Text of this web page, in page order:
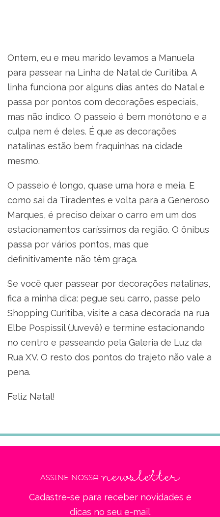
Ontem, eu e meu marido levamos a Manuela
para passear na Linha de Natal de Curitiba. A
linha funciona por alguns dias antes do Natal e
passa por pontos com decorações especiais,
mas não indico. O passeio é bem monótono e a
culpa nem é deles. É que as decorações
natalinas estão bem fraquinhas na cidade
mesmo.
O passeio é longo, quase uma hora e meia. E
como sai da Tiradentes e volta para a Generoso
Marques, é preciso deixar o carro em um dos
estacionamentos caríssimos da região. O ônibus
passa por vários pontos, mas que
definitivamente não têm graça.
Se você quer passear por decorações natalinas,
fica a minha dica: pegue seu carro, passe pelo
Shopping Curitiba, visite a casa decorada na rua
Elbe Pospissil (Juvevê) e termine estacionando
no centro e passeando pela Galeria de Luz da
Rua XV. O resto dos pontos do trajeto não vale a
pena.
Feliz Natal!
Assine nossanewsletter
Cadastre-se para receber novidades e
dicas no seu e-mail